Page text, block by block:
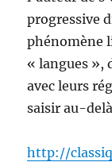
progressive
phénomène
« langues »,
avec leurs
saisir au-
http://